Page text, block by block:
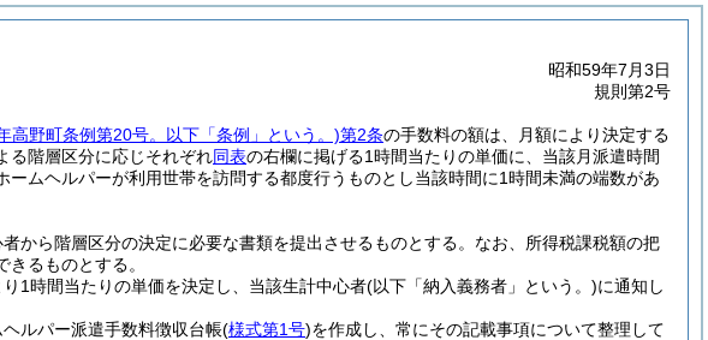
昭和59年7月3日
規則第2号
高野町条例第20号。以下「条例」という。)第2条の手数料の額は、月額により決定する
る階層区分に応じそれぞれ同表の右欄に掲げる1時間当たりの単価に、当該月派遣時間
ームヘルパーが利用世帯を訪問する都度行うものとし当該時間に1時間未満の端数があ
から階層区分の決定に必要な書類を提出させるものとする。 なお、所得税課税額の把
るものとする。
1時間当たりの単価を決定し、当該生計中心者(以下「納入義務者」という。)に通知し
ルパー派遣手数料徴収台帳(様式第1号)を作成し、常にその記載事項について整理して